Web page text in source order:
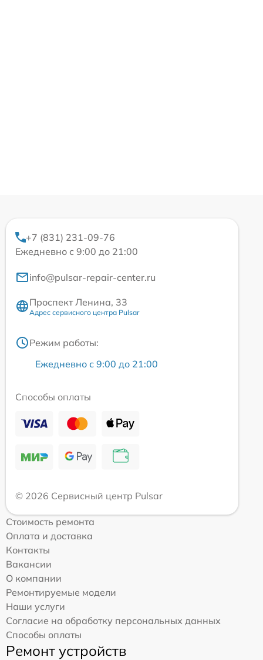
+7 (831) 231-09-76
Ежедневно с 9:00 до 21:00
info@pulsar-repair-center.ru
Проспект Ленина, 33
Адрес сервисного центра Pulsar
Режим работы:
Ежедневно с 9:00 до 21:00
Способы оплаты
© 2026 Сервисный центр Pulsar
Стоимость ремонта
Оплата и доставка
Контакты
Вакансии
О компании
Ремонтируемые модели
Наши услуги
Согласие на обработку персональных данных
Способы оплаты
Ремонт устройств